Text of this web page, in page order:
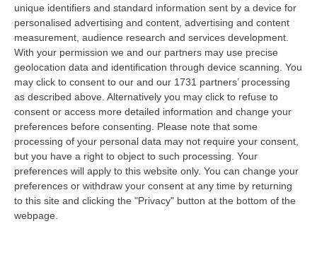
unique identifiers and standard information sent by a device for
personalised advertising and content, advertising and content
measurement, audience research and services development.
With your permission we and our partners may use precise
geolocation data and identification through device scanning. You
may click to consent to our and our 1731 partners’ processing
as described above. Alternatively you may click to refuse to
consent or access more detailed information and change your
preferences before consenting.
Please note that some
processing of your personal data may not require your consent,
but you have a right to object to such processing. Your
preferences will apply to this website only. You can change your
preferences or withdraw your consent at any time by returning
to this site and clicking the "Privacy" button at the bottom of the
webpage.
Battiato cremato in Calabria dopo il
toccante funerale a Milo sull’Etna
Esequie con gli amici più cari. Il lungomare di